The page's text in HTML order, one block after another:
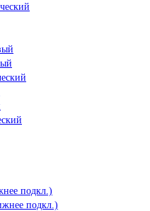
подкл.)
подкл.)